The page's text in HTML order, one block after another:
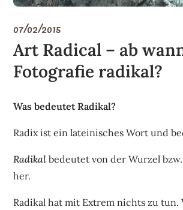
07/02/2015
Art Radical – ab
Fotografie radikal?
Was bedeutet Radikal?
Radix ist ein lateinisches Wort und
Radikal bedeutet von der Wurzel
her.
Radikal hat mit Extrem nichts zu tun.